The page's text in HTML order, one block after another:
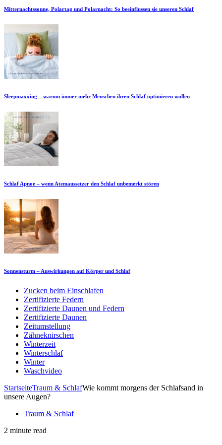
Mitternachtssonne, Polartag und Polarnacht: So beeinflussen sie unseren Schlaf
Sleepmaxxing – warum immer mehr Menschen ihren Schlaf optimieren wollen
Schlaf Apnoe – wenn Atemaussetzer den Schlaf unbemerkt stören
Sonnensturm – Auswirkungen auf Körper und Schlaf
Zucken beim Einschlafen
Zertifizierte Federn
Zertifizierte Daunen und Federn
Zertifizierte Daunen
Zeitumstellung
Zähneknirschen
Winterzeit
Winterschlaf
Winter
Waschvideo
StartseiteTraum & SchlafWie kommt morgens der Schlafsand in
unsere Augen?
Traum & Schlaf
2 minute read